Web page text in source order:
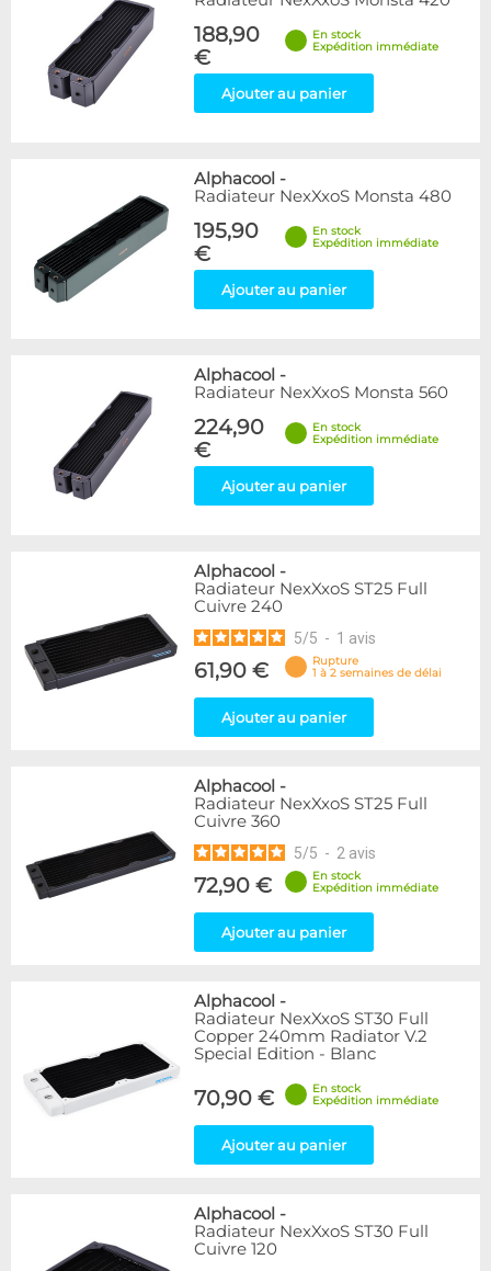
188,90
€
En stock
Expédition immédiate
Ajouter au panier
Alphacool -
Radiateur NexXxoS Monsta 480
195,90
€
En stock
Expédition immédiate
Ajouter au panier
Alphacool -
Radiateur NexXxoS Monsta 560
224,90
€
En stock
Expédition immédiate
Ajouter au panier
Alphacool -
Radiateur NexXxoS ST25 Full
Cuivre 240
5/5 - 1 avis
61,90 €
Rupture
1 à 2 semaines de délai
Ajouter au panier
Alphacool -
Radiateur NexXxoS ST25 Full
Cuivre 360
5/5 - 2 avis
72,90 €
En stock
Expédition immédiate
Ajouter au panier
Alphacool -
Radiateur NexXxoS ST30 Full
Copper 240mm Radiator V.2
Special Edition - Blanc
70,90 €
En stock
Expédition immédiate
Ajouter au panier
Alphacool -
Radiateur NexXxoS ST30 Full
Cuivre 120